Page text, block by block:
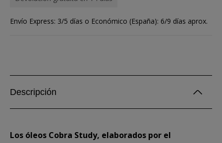
Envío Express: 3/5 días o Económico (España): 6/9 días aprox.
Descripción
Los óleos Cobra Study, elaborados por el